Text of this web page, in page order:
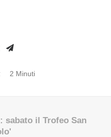
2 Minuti
il Trofeo San